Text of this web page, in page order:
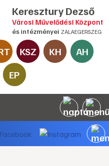
Keresztury Dezső
Városi Művelődési Központ
és intézményei ZALAEGERSZEG
KSZ KH
AH
EP